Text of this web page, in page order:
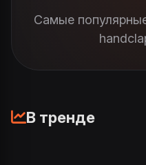
Самые
В тренде